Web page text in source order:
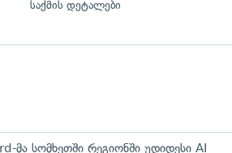
საქმის დეტალები
მა სომხეთში რეგიონში უდიდესი AI